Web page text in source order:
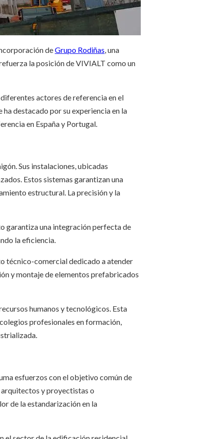
deGrupo Rodiñas, una
la posición de VIVIALT como un
actores de referencia en el
ha destacado por su experiencia en la
en España y Portugal.
Sus instalaciones, ubicadas
Estos sistemas garantizan una
estructural. La precisión y la
garantiza una integración perfecta de
la eficiencia.
técnico-comercial dedicado a atender
y montaje de elementos prefabricados
humanos y tecnológicos. Esta
profesionales en formación,
esfuerzos con el objetivo común de
y proyectistas o
de la estandarización en la